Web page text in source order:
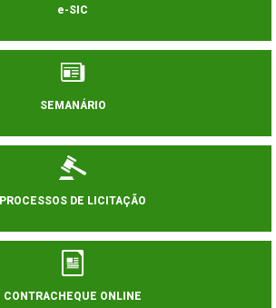
e-SIC
SEMANÁRIO
PROCESSOS DE LICITAÇÃO
CONTRACHEQUE ONLINE